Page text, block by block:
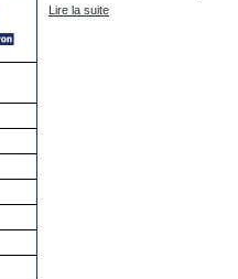
Lire la suite